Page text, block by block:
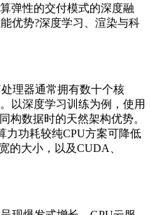
弹性的交付模式的深度融
优势?深度学习、渲染与科
理器通常拥有数十个核
以深度学习训练为例，使用
构数据时的天然架构优势。
力功耗较纯CPU方案可降低
的大小，以及CUDA、